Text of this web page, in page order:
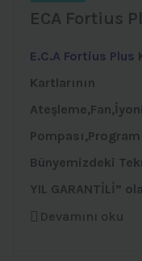
ECA Fortius
E.C.A Fortius Plus
Kartlarının
Pompası,Program
Bünyemizdeki
YIL GARANTİLİ”
Devamını oku